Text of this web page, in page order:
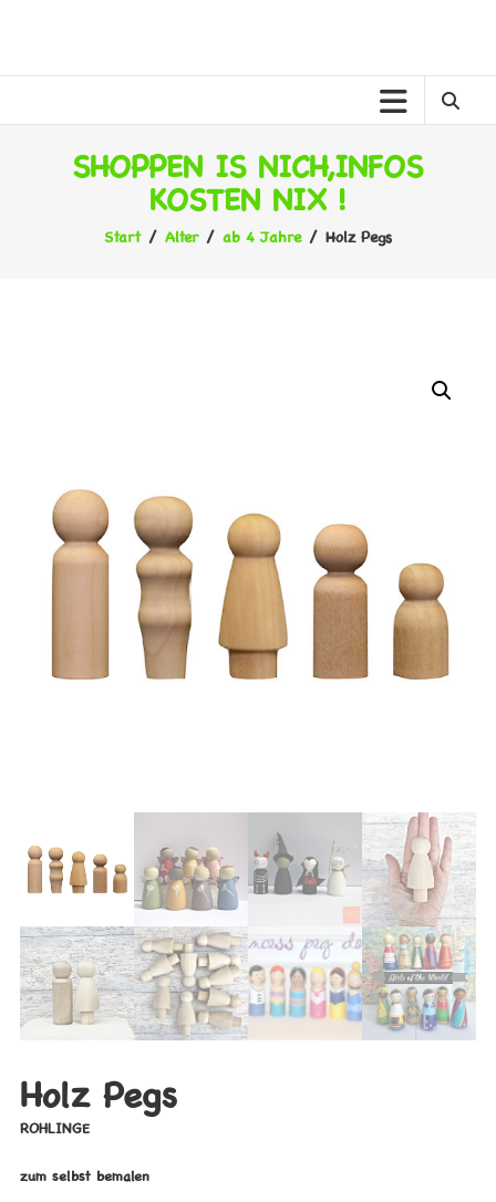
SHOPPEN IS NICH,INFOS
KOSTEN NIX !
Start/ Alter/ ab 4 Jahre/ Holz Pegs
Holz Pegs
ROHLINGE
zum selbst bemalen